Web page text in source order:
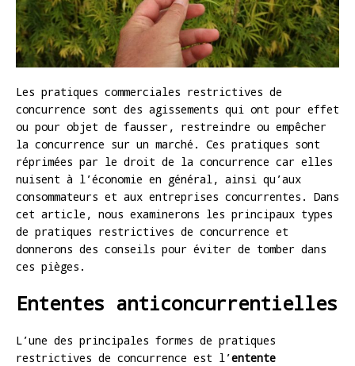
Les pratiques commerciales restrictives de
concurrence sont des agissements qui ont pour effet
ou pour objet de fausser, restreindre ou empêcher
la concurrence sur un marché. Ces pratiques sont
réprimées par le droit de la concurrence car elles
nuisent à l’économie en général, ainsi qu’aux
consommateurs et aux entreprises concurrentes. Dans
cet article, nous examinerons les principaux types
de pratiques restrictives de concurrence et
donnerons des conseils pour éviter de tomber dans
ces pièges.
Ententes anticoncurrentielles
L’une des principales formes de pratiques
restrictives de concurrence est l’entente